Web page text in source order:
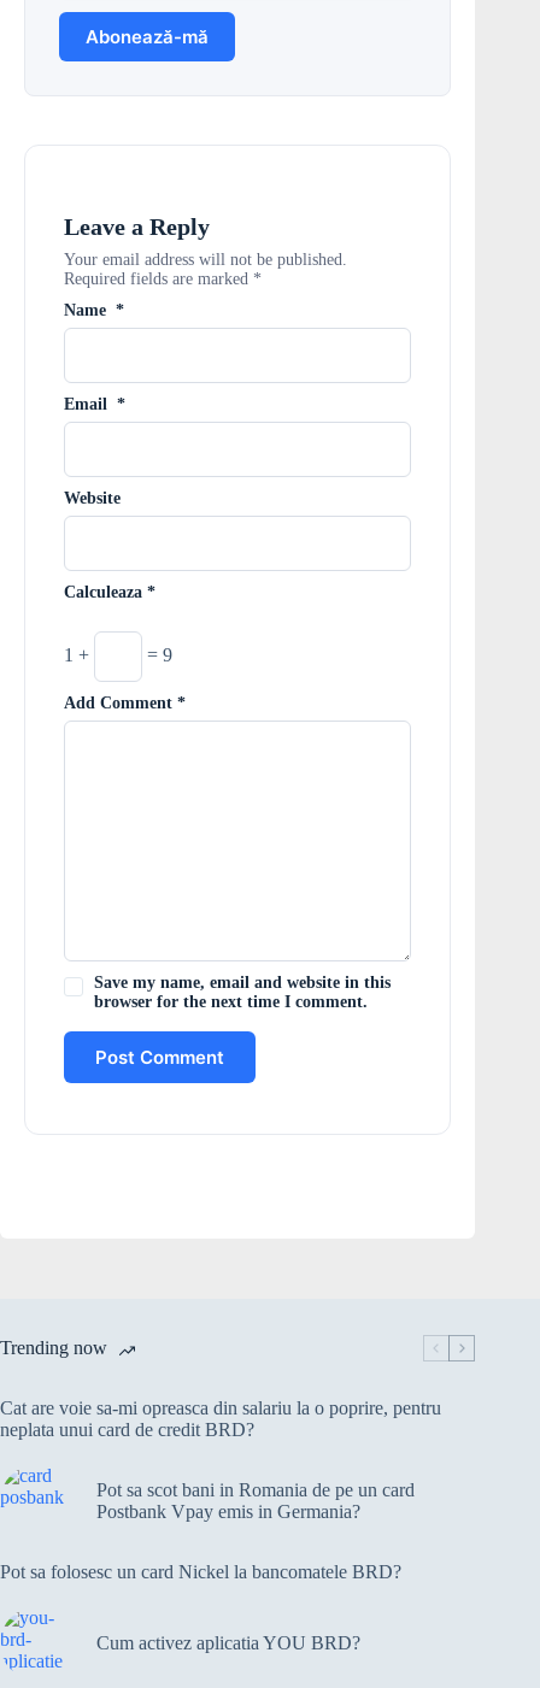
Leave a Reply
Your email address will not be published.
Required fields are marked *
Name *
Email *
Website
Calculeaza *
1 + = 9
Add Comment *
Save my name, email and website in this
browser for the next time I comment.
Post Comment
Trending now
Cat are voie sa-mi opreasca din salariu la o poprire, pentru
neplata unui card de credit BRD?
Pot sa scot bani in Romania de pe un card
Postbank Vpay emis in Germania?
Pot sa folosesc un card Nickel la bancomatele BRD?
Cum activez aplicatia YOU BRD?